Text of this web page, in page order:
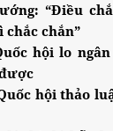
“Điều
chắc chắn”
hội lo
Quốc hội thảo